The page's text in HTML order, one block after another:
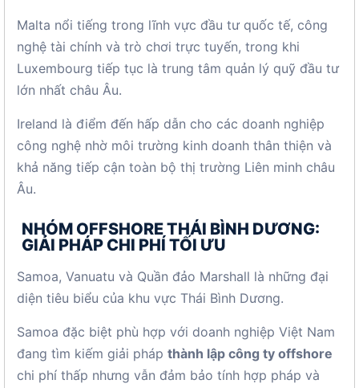
Malta nổi tiếng trong lĩnh vực đầu tư quốc tế, công
nghệ tài chính và trò chơi trực tuyến, trong khi
Luxembourg tiếp tục là trung tâm quản lý quỹ đầu tư
lớn nhất châu Âu.
Ireland là điểm đến hấp dẫn cho các doanh nghiệp
công nghệ nhờ môi trường kinh doanh thân thiện và
khả năng tiếp cận toàn bộ thị trường Liên minh châu
Âu.
NHÓM OFFSHORE THÁI BÌNH DƯƠNG:
GIẢI PHÁP CHI PHÍ TỐI ƯU
Samoa, Vanuatu và Quần đảo Marshall là những đại
diện tiêu biểu của khu vực Thái Bình Dương.
Samoa đặc biệt phù hợp với doanh nghiệp Việt Nam
đang tìm kiếm giải pháp thành lập công ty offshore
chi phí thấp nhưng vẫn đảm bảo tính hợp pháp và